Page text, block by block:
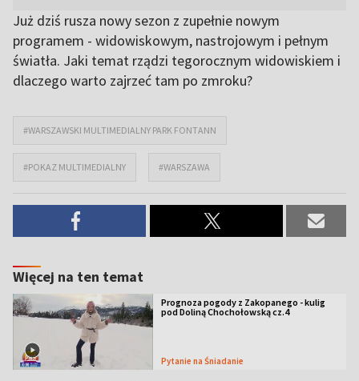
Już dziś rusza nowy sezon z zupełnie nowym
programem - widowiskowym, nastrojowym i pełnym
światła. Jaki temat rządzi tegorocznym widowiskiem i
dlaczego warto zajrzeć tam po zmroku?
#WARSZAWSKI MULTIMEDIALNY PARK FONTANN
#POKAZ MULTIMEDIALNY #WARSZAWA
Więcej na ten temat
Prognoza pogody z Zakopanego - kulig
pod Doliną Chochołowską cz.4
Pytanie na Śniadanie